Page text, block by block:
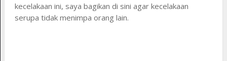
kecelakaan ini, saya bagikan di sini agar kecelakaan
serupa tidak menimpa orang lain.